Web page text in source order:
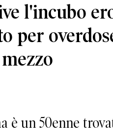
l'incubo
per
è un 50enne